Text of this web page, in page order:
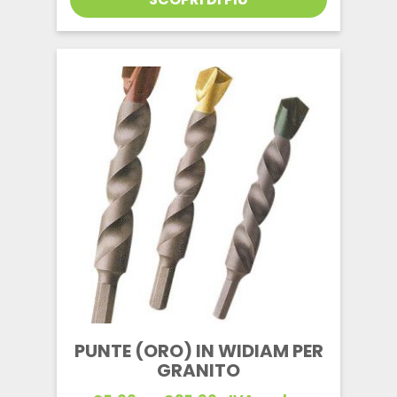
€5,00
a
PUNTE (ORO) IN WIDIAM PER
GRANITO